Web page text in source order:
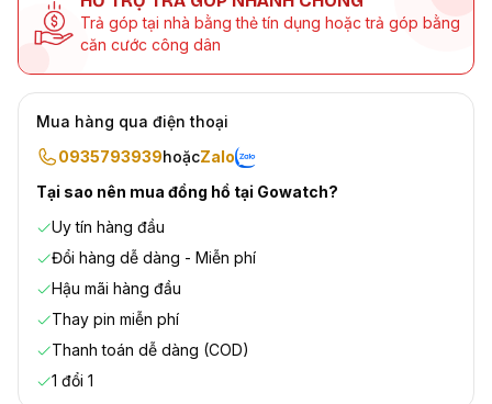
Trả góp tại nhà bằng thẻ tín dụng hoặc trả góp bằng
căn cước công dân
Mua hàng qua điện thoại
0935793939hoặcZalo
Tại sao nên mua đồng hồ tại Gowatch?
Uy tín hàng đầu
Đổi hàng dễ dàng - Miễn phí
Hậu mãi hàng đầu
Thay pin miễn phí
Thanh toán dễ dàng (COD)
1 đổi 1